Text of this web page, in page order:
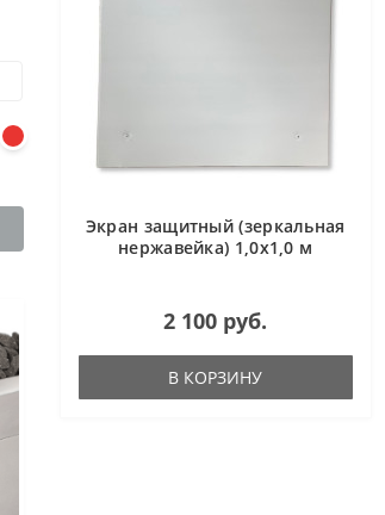
Экран защитный (зеркальная
нержавейка) 1,0х1,0 м
2 100 руб.
В КОРЗИНУ